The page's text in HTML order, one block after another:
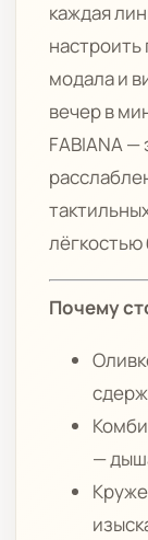
каждая
настроить
модала и
вечер в
FABIANA
лёгкостью
Почему
—